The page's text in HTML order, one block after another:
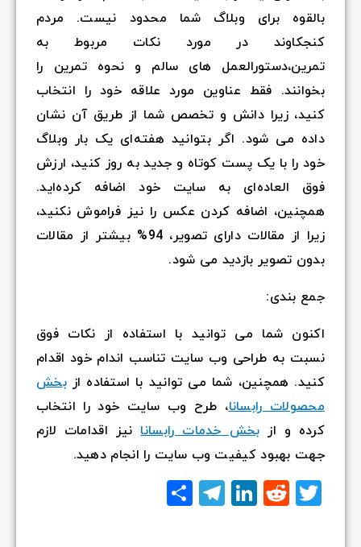
بالقوه برای وبلاگ شما محدود نیست. مردم
کنجکاوند در مورد نکات مربوط به
تمرین،دستورالعمل های سالم و نحوه تمرین را
بخوانند. فقط عناوین مورد علاقه خود را انتخاب
کنید، زیرا دانش و تخصص شما از طریق آن نشان
داده می شود. اگر بتوانید هفته‌ای یک بار وبلاگ
خود را با یک پست کوتاه و جدید به روز کنید، ارزش
فوق العاده‌ای به سایت خود اضافه کرده‌اید.
همچنین، اضافه کردن عکس را نیز فراموش نکنید،
زیرا از مقالات دارای تصویر، 94% بیشتر از مقالات
بدون تصویر بازدید می شود.
جمع بندی:
اکنون شما می توانید با استفاده از نکات فوق
نسبت به طراحی وب سایت تناسب اندام خود اقدام
کنید. همچنین، شما می توانید با استفاده از خش
محصولات رابسانا، طرح وب سایت خود را انتخاب
کرده و از بخش خدمات رابسانانیز اقدامات لازم
جهت بهبود کیفیت وب سایت را انجام دهید.
Twitter
Reddit
LinkedIn
Telegram
اشتراک